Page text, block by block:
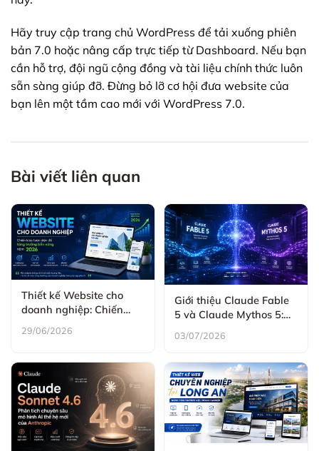
Hãy truy cập trang chủ WordPress để tải xuống phiên
bản 7.0 hoặc nâng cấp trực tiếp từ Dashboard. Nếu bạn
cần hỗ trợ, đội ngũ cộng đồng và tài liệu chính thức luôn
sẵn sàng giúp đỡ. Đừng bỏ lỡ cơ hội đưa website của
bạn lên một tầm cao mới với WordPress 7.0.
Bài viết liên quan
Thiết kế Website cho
doanh nghiệp: Chiến
trưởng bền vững năm
29/06/2026
Giới thiệu Claude Fable
5 và Claude Mythos 5:
Đột phá mới trong hệ
sinh thái AI ngôn ngữ
03/07/2026